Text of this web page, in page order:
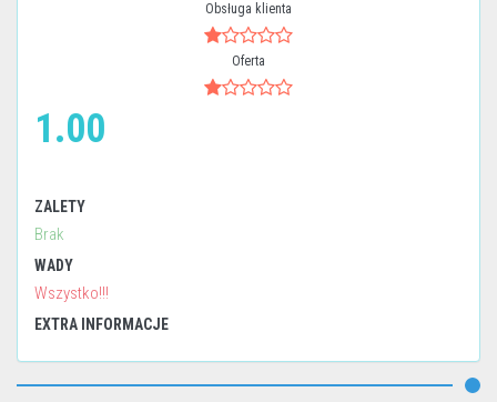
Obsługa klienta
Oferta
1.00
ZALETY
Brak
WADY
Wszystko!!!
EXTRA INFORMACJE